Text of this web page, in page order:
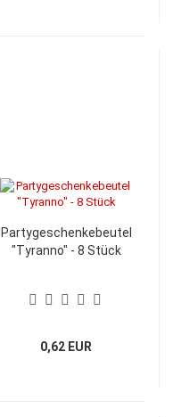
Partygeschenkebeutel
"Tyranno" - 8 Stück
0,62 EUR